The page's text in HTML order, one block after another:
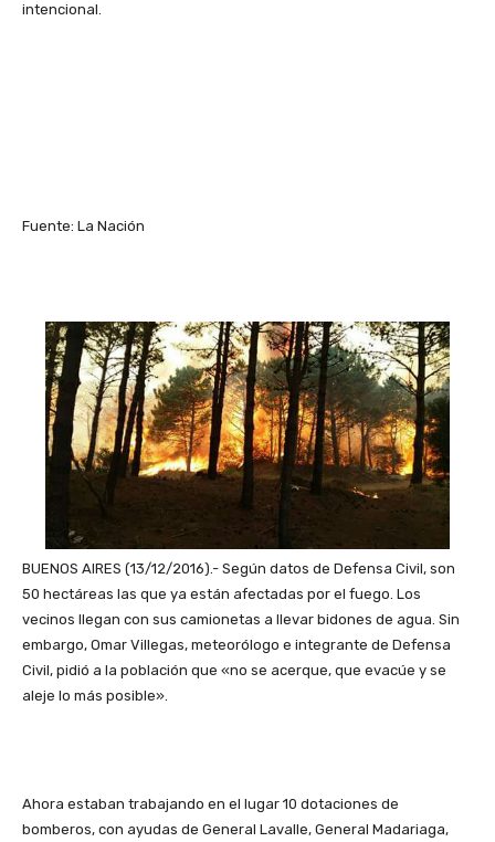
intencional.
Fuente: La Nación
BUENOS AIRES (13/12/2016).- Según datos de Defensa Civil, son
50 hectáreas las que ya están afectadas por el fuego. Los
vecinos llegan con sus camionetas a llevar bidones de agua. Sin
embargo, Omar Villegas, meteorólogo e integrante de Defensa
Civil, pidió a la población que «no se acerque, que evacúe y se
aleje lo más posible».
Ahora estaban trabajando en el lugar 10 dotaciones de
bomberos, con ayudas de General Lavalle, General Madariaga,